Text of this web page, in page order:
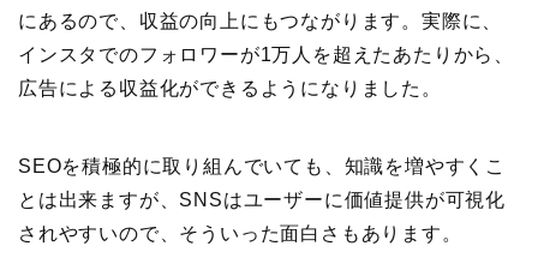
にあるので、収益の向上にもつながります。実際に、
インスタでのフォロワーが1万人を超えたあたりから、
広告による収益化ができるようになりました。
SEOを積極的に取り組んでいても、知識を増やすくこ
とは出来ますが、SNSはユーザーに価値提供が可視化
されやすいので、そういった面白さもあります。